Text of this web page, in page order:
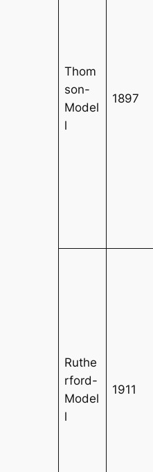
Thom
son-
Model
l
1897
Ruthe
rford-
Model
l
1911